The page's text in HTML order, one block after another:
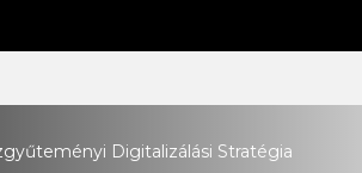
Digitalizálási Stratégia